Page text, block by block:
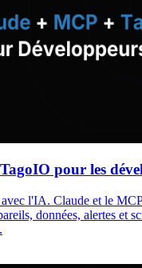
pour les
l'IA. Claude et le
données, alertes et